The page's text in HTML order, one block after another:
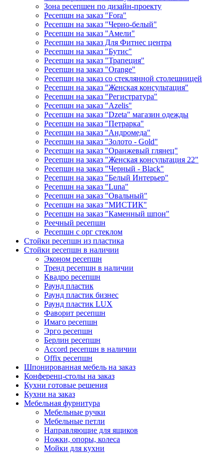
Зона ресепшен по дизайн-проекту
Ресепшн на заказ "Fora"
Ресепшн на заказ "Черно-белый"
Ресепшн на заказ "Амели"
Ресепшн на заказ Для Фитнес центра
Ресепшн на заказ "Бутис"
Ресепшн на заказ "Трапеция"
Ресепшн на заказ "Orange"
Ресепшн на заказ со стеклянной столешницей
Ресепшн на заказ "Женская консультация"
Ресепшн на заказ "Регистратура"
Ресепшн на заказ "Azelis"
Ресепшн на заказ "Dzeta" магазин одежды
Ресепшн на заказ "Петрарка"
Ресепшн на заказ "Андромеда"
Ресепшн на заказ "Золото - Gold"
Ресепшн на заказ "Оранжевый глянец"
Ресепшн на заказ "Женская консультация 22"
Ресепшн на заказ "Черный - Black"
Ресепшн на заказ "Белый Интерьер"
Ресепшн на заказ "Luna"
Ресепшн на заказ "Овальный"
Ресепшн на заказ "МИСТИК"
Ресепшн на заказ "Каменный шпон"
Реечный ресепшн
Ресепшн с орг стеклом
Стойки ресепшн из пластика
Стойки ресепшн в наличии
Эконом ресепшн
Тренд ресепшн в наличии
Квадро ресепшн
Раунд пластик
Раунд пластик бизнес
Раунд пластик LUX
Фаворит ресепшн
Имаго ресепшн
Эрго ресепшн
Берлин ресепшн
Accord ресепшн в наличии
Offix ресепшн
Шпонированная мебель на заказ
Конференц-столы на заказ
Кухни готовые решения
Кухни на заказ
Мебельная фурнитура
Мебельные ручки
Мебельные петли
Направляющие для ящиков
Ножки, опоры, колеса
Мойки для кухни